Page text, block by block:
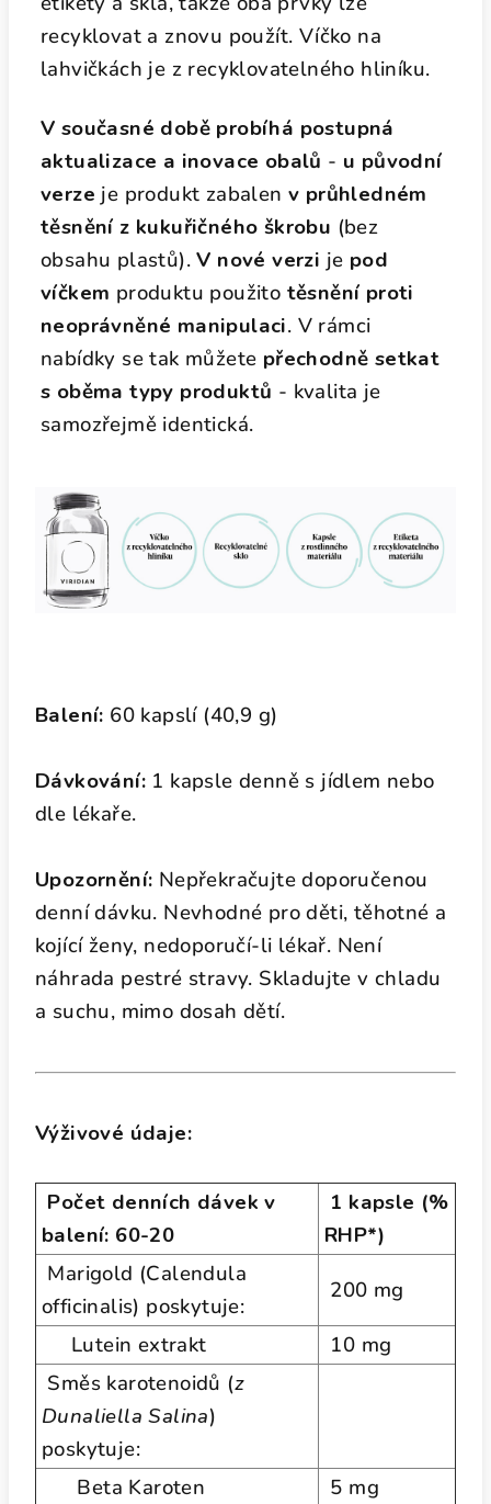
recyklovat a znovu použít. Víčko na
lahvičkách je z recyklovatelného hliníku.
V současné době probíhá postupná
aktualizace a inovace obalů - u původní
verze je produkt zabalen v průhledném
těsnění z kukuřičného škrobu (bez
obsahu plastů).V nové verzi je pod
víčkem produktu použito těsnění proti
neoprávněné manipulaci. V rámci
nabídky se tak můžete přechodně setkat
s oběma typy produktů - kvalita je
samozřejmě identická.
Balení: 60 kapslí (40,9 g)
Dávkování: 1 kapsle denně s jídlem nebo
dle lékaře.
Upozornění: Nepřekračujte doporučenou
denní dávku. Nevhodné pro děti, těhotné a
kojící ženy, nedoporučí-li lékař. Není
náhrada pestré stravy. Skladujte v chladu
a suchu, mimo dosah dětí.
Výživové údaje:
Počet denních dávek v
balení: 60-20
1 kapsle (%
RHP*)
Marigold (Calendula
officinalis) poskytuje:
200 mg
Lutein extrakt
10 mg
Směs karotenoidů (z
Dunaliella Salina)
poskytuje:
Beta Karoten
5 mg